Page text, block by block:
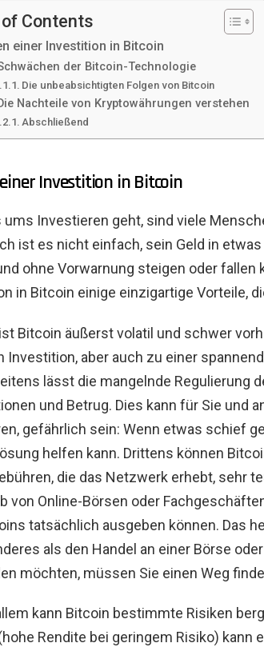
Contents
einer Investition in Bitcoin
der Bitcoin-Technologie
Die unbeabsichtigten Folgen von Bitcoin
Nachteile von Kryptowährungen verstehen
Abschließend
Investition in Bitcoin
ums Investieren geht, sind viele
ist es nicht einfach, sein Geld in
ohne Vorwarnung steigen oder fallen
in Bitcoin einige einzigartige Vorteile,
Bitcoin äußerst volatil und schwer
Investition, aber auch zu einer
lässt die mangelnde Regulierung
und Betrug. Dies kann für Sie und
gefährlich sein: Wenn etwas schief
helfen kann. Drittens können
die das Netzwerk erhebt, sehr
von Online-Börsen oder
tatsächlich ausgeben können. Das
als den Handel an einer Börse
möchten, müssen Sie einen Weg
kann Bitcoin bestimmte Risiken
Rendite bei geringem Risiko) kann